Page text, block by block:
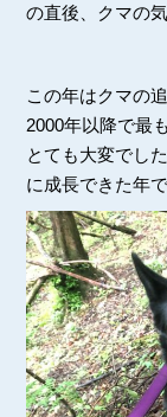
の直後、クマの
この年はクマの
2000年以降で最
とても大変でし
に成長できた年